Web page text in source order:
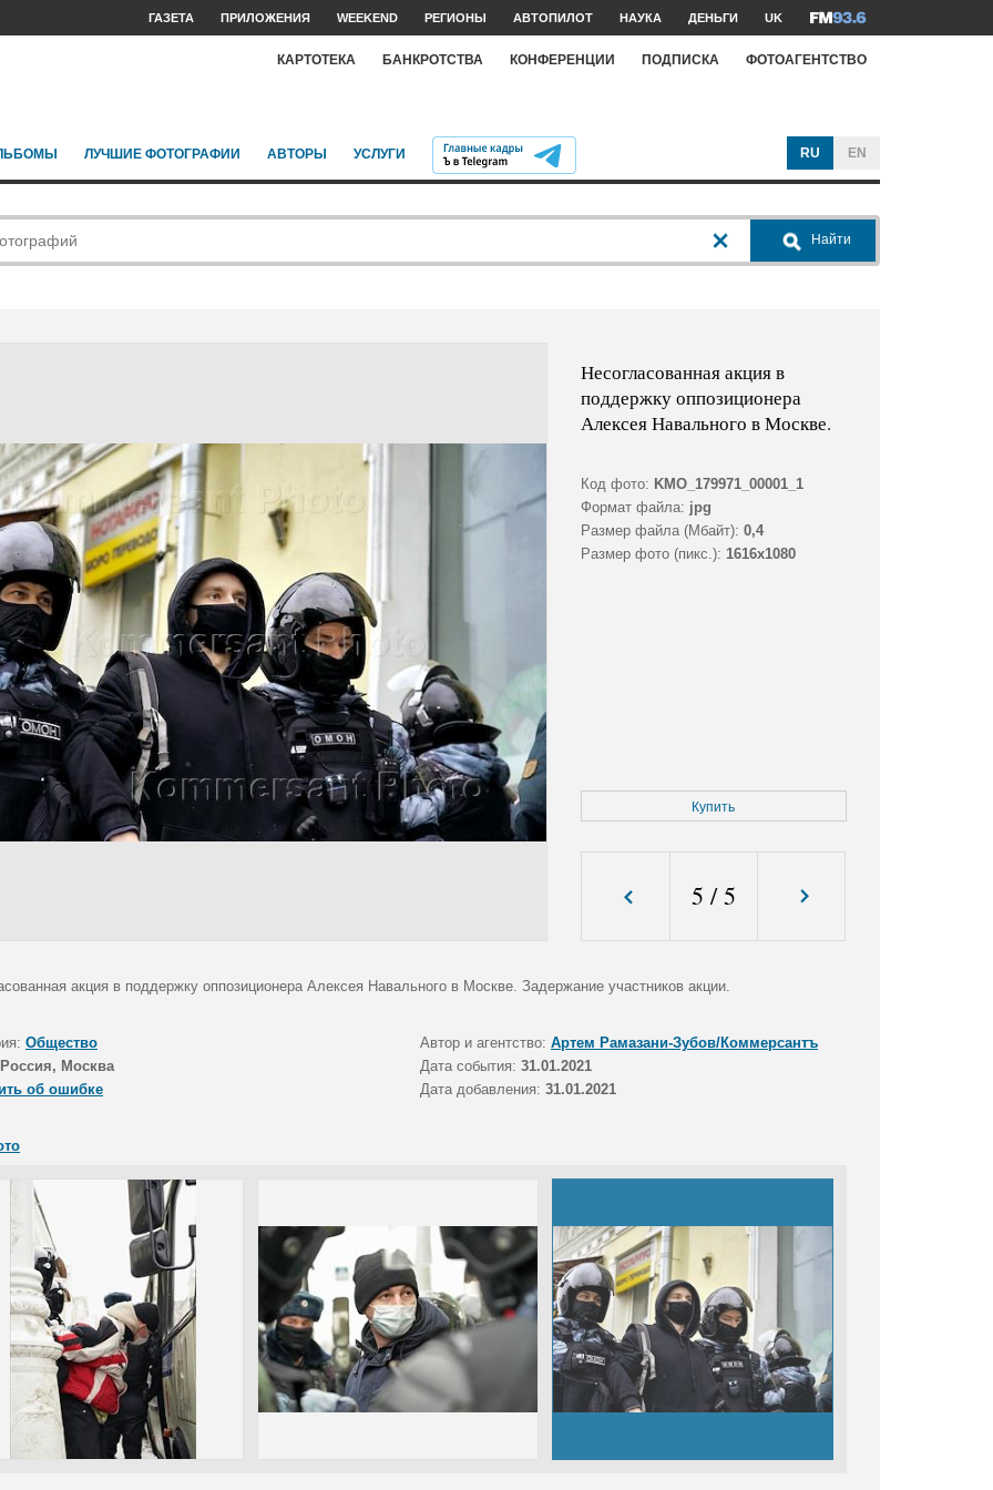
ГАЗЕТА ПРИЛОЖЕНИЯ WEEKEND РЕГИОНЫ АВТОПИЛОТ НАУКА ДЕНЬГИ UK
КАРТОТЕКА БАНКРОТСТВА КОНФЕРЕНЦИИ ПОДПИСКА ФОТОАГЕНТСТВО
ЛУЧШИЕ ФОТОГРАФИИ АВТОРЫ УСЛУГИ RU EN
Найти
Несогласованная акция в
поддержку оппозиционера
Алексея Навального в Москве.
Код фото: KMO_179971_00001_1
Формат файла: jpg
Размер файла (Мбайт): 0,4
Размер фото (пикс.): 1616x1080
Купить
5 /5
акция в поддержку оппозиционера Алексея Навального в Москве. Задержание участников акции.
Общество Автор и агентство: Артем Рамазани-Зубов/Коммерсантъ
Россия, Москва Дата события: 31.01.2021
об ошибке
Дата добавления: 31.01.2021